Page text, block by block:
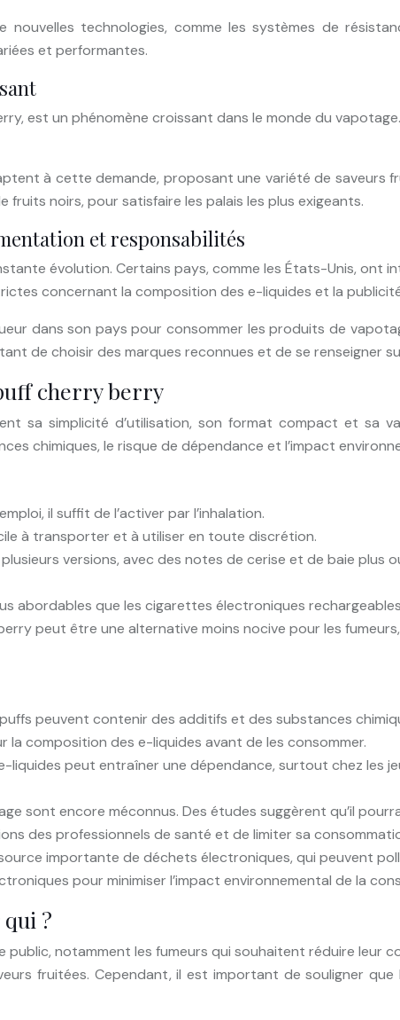
technologies, comme les systèmes de
et performantes.
est un phénomène croissant dans le monde du
à cette demande, proposant une variété de saveurs
noirs, pour satisfaire les palais les plus exigeants.
et responsabilités
évolution. Certains pays, comme les États-Unis, ont
concernant la composition des e-liquides et la
dans son pays pour consommer les produits de
de choisir des marques reconnues et de se renseigner
cherry berry
sa simplicité d’utilisation, son format compact et sa
chimiques, le risque de dépendance et l’impact
il suffit de l’activer par l’inhalation.
à transporter et à utiliser en toute discrétion.
versions, avec des notes de cerise et de baie plus
abordables que les cigarettes électroniques
peut être une alternative moins nocive pour les
peuvent contenir des additifs et des substances
la composition des e-liquides avant de les consommer.
liquides peut entraîner une dépendance, surtout chez les
sont encore méconnus. Des études suggèrent qu’il
des professionnels de santé et de limiter sa
importante de déchets électroniques, qui peuvent
pour minimiser l’impact environnemental de la
?
notamment les fumeurs qui souhaitent réduire leur
fruitées. Cependant, il est important de souligner